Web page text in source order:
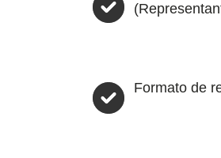
Formato de